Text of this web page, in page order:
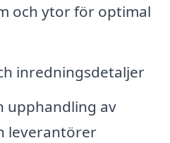
och ytor för optimal
inredningsdetaljer
upphandling av
leverantörer